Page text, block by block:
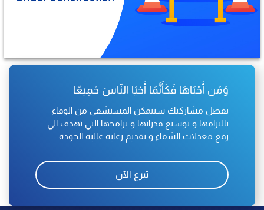
وَمَن أَحْيَاهَا فَكَأَنَّمَا أَحْيَا النّاسَ جَمِيعًا
بفضل مشاركتك ستتمكن المستشفى من الوفاء
بالتزامها و توسيع قدراتها و برامجها التي تهدف الي
رفع معدلات الشفاء و تقديم رعاية عالية الجودة
تبرع الآن